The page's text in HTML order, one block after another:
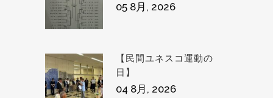
05 8月, 2026
【民間ユネスコ運動の
日】
04 8月, 2026